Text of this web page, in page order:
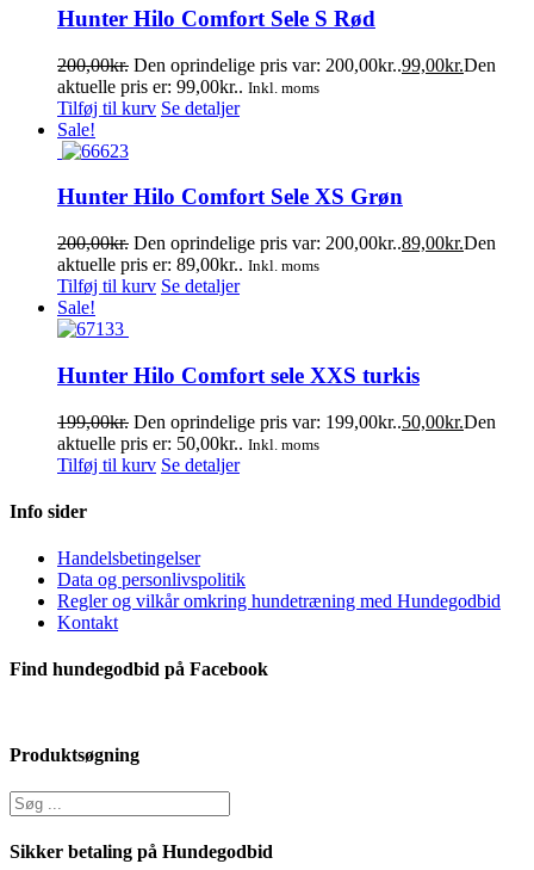
Hunter Hilo Comfort Sele S Rød
200,00kr. Den oprindelige pris var: 200,00kr..99,00kr.Den
aktuelle pris er: 99,00kr.. Inkl. moms
Tilføj til kurv Se detaljer
Sale!
Hunter Hilo Comfort Sele XS Grøn
200,00kr. Den oprindelige pris var: 200,00kr..89,00kr.Den
aktuelle pris er: 89,00kr.. Inkl. moms
Tilføj til kurv Se detaljer
Sale!
Hunter Hilo Comfort sele XXS turkis
199,00kr. Den oprindelige pris var: 199,00kr..50,00kr.Den
aktuelle pris er: 50,00kr.. Inkl. moms
Tilføj til kurv Se detaljer
Info sider
Handelsbetingelser
Data og personlivspolitik
Regler og vilkår omkring hundetræning med Hundegodbid
Kontakt
Find hundegodbid på Facebook
Produktsøgning
Sikker betaling på Hundegodbid